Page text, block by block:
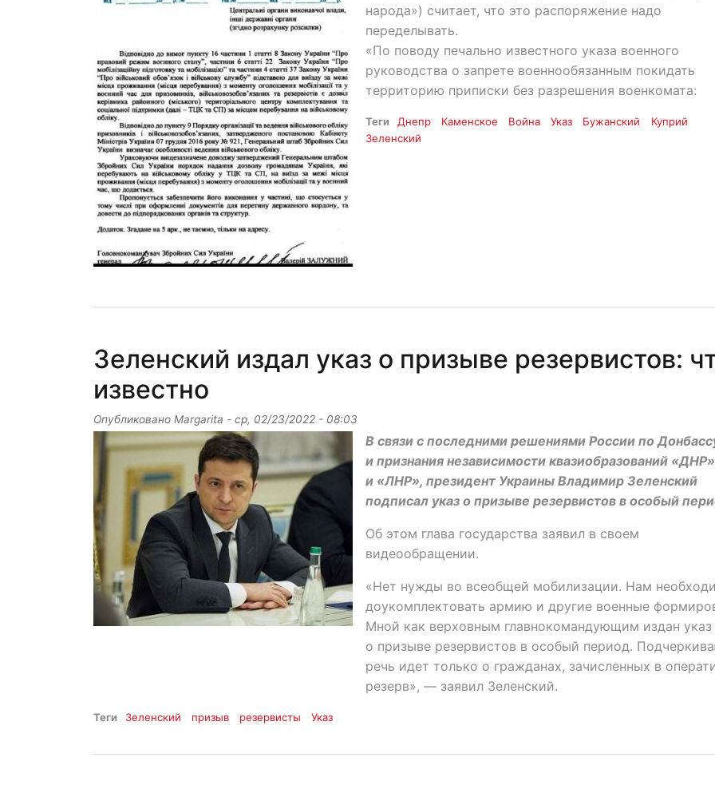
народа») считает, что это распоряжение надо
переделывать.
«По поводу печально известного указа военного
руководства о запрете военнообязанным покидать
территорию приписки без разрешения военкомата:
Теги Днепр Каменское Война Указ Бужанский
Куприй
Зеленский
Зеленский издал указ о призыве резервистов:
известно
Опубликовано Margarita - ср, 02/23/2022 - 08:03
В связи с последними решениями России по
и признания независимости квазиобразований «ДНР»
и «ЛНР», президент Украины Владимир Зеленский
подписал указ о призыве резервистов в особый
Об этом глава государства заявил в своем
видеообращении.
«Нет нужды во всеобщей мобилизации. Нам
доукомплектовать армию и другие военные
Мной как верховным главнокомандующим издан указ
о призыве резервистов в особый период.
речь идет только о гражданах, зачисленных в
резерв», — заявил Зеленский.
Теги Зеленский призыв резервисты Указ